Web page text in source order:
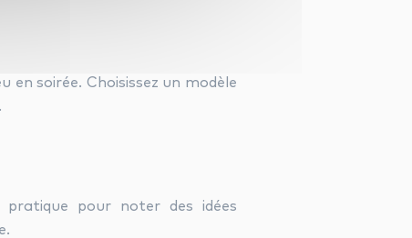
en soirée. Choisissez un modèle
pour noter des idées